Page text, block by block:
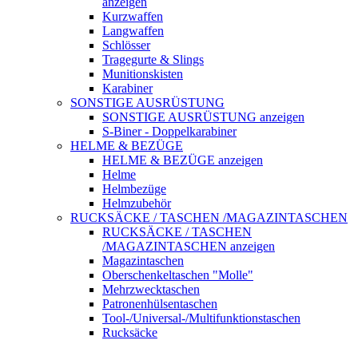
Kurzwaffen
Langwaffen
Schlösser
Tragegurte & Slings
Munitionskisten
Karabiner
SONSTIGE AUSRÜSTUNG
SONSTIGE AUSRÜSTUNG anzeigen
S-Biner - Doppelkarabiner
HELME & BEZÜGE
HELME & BEZÜGE anzeigen
Helme
Helmbezüge
Helmzubehör
RUCKSÄCKE / TASCHEN /MAGAZINTASCHEN
RUCKSÄCKE / TASCHEN
/MAGAZINTASCHEN anzeigen
Magazintaschen
Oberschenkeltaschen "Molle"
Mehrzwecktaschen
Patronenhülsentaschen
Tool-/Universal-/Multifunktionstaschen
Rucksäcke